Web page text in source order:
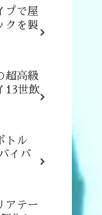
プで屋
クを製
超高級
13世飲
トル
イバ
アテー